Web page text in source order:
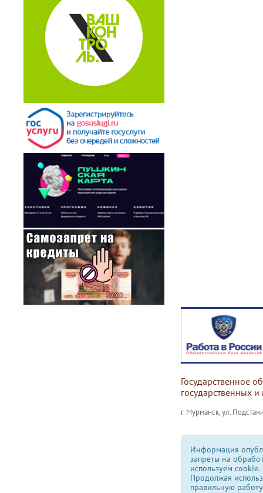
Государственное
государственных
г. Мурманск, ул.
Информация
запреты на
используем сookie.
Продолжая
правильную